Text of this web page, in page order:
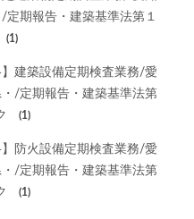
期報告・建築基準法第１
(1)
建築設備定期検査業務/愛
/定期報告・建築基準法第
(1)
防火設備定期検査業務/愛
/定期報告・建築基準法第
(1)